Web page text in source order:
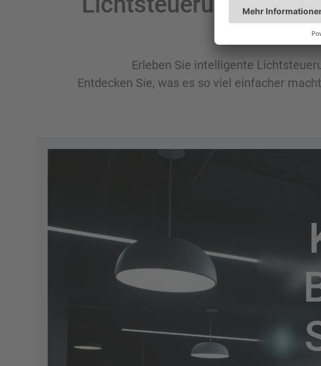
Erleben Sie intelligente
Entdecken Sie, was es so viel einfacher